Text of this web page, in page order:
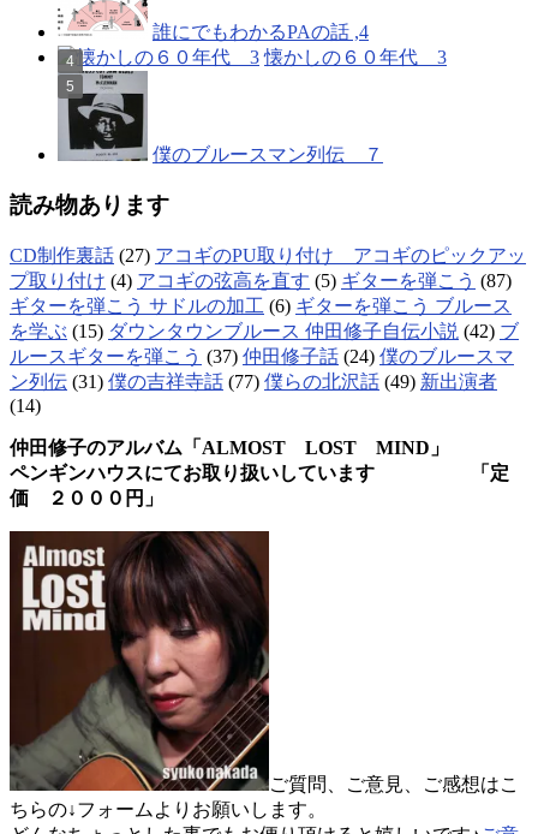
誰にでもわかるPAの話 ,4
懐かしの６０年代 3
僕のブルースマン列伝 ７
読み物あります
CD制作裏話 (27) アコギのPU取り付け アコギのピックアッ
プ取り付け (4) アコギの弦高を直す (5) ギターを弾こう (87)
ギターを弾こう サドルの加工 (6) ギターを弾こう ブルース
を学ぶ (15) ダウンタウンブルース 仲田修子自伝小説 (42) ブ
ルースギターを弾こう (37) 仲田修子話 (24) 僕のブルースマ
ン列伝 (31) 僕の吉祥寺話 (77) 僕らの北沢話 (49) 新出演者
(14)
仲田修子のアルバム「ALMOST LOST MIND」
ペンギンハウスにてお取り扱いしています 「定
価 ２０００円」
ご質問、ご意見、ご感想はこ
ちらの↓フォームよりお願いします。